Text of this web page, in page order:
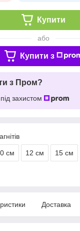
Купити
або
Купити з
з Пром?
захистом
см 12 см 15 см
Доставка